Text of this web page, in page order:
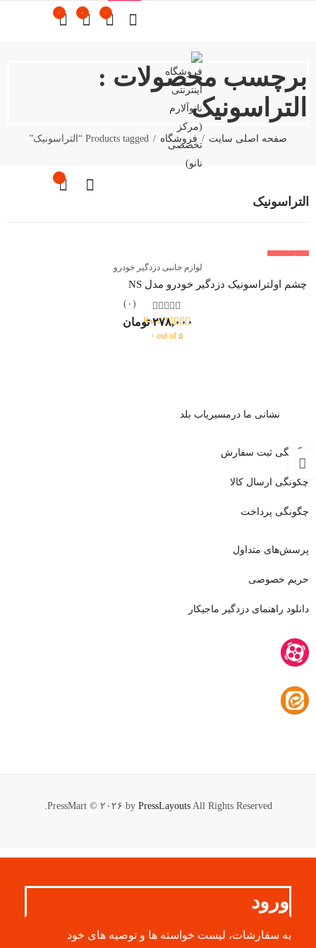
۰ ۰ ۰
۰
برچسب محصولات :
التراسونیک
صفحه اصلی سایت فروشگاه Products tagged “التراسونیک”
التراسونیک
تمام شده
لوازم جانبی دزدگیر خودرو
چشم اولتراسونیک دزدگیر خودرو مدل NS
Rated
۰ out of ۵
(۰)
۲۷۸,۰۰۰ تومان
نشانی ما درمسیریاب بلد
چگونگی ثبت سفارش
چگونگی ارسال کالا
چگونگی پرداخت
پرسش‌های متداول
حریم خصوصی
دانلود راهنمای دزدگیر ماجیکار
PressMart © ۲۰۲۶ by PressLayoutsAll Rights Reserved.
ورود
به سفارشات، لیست خواسته ها و توصیه های خود